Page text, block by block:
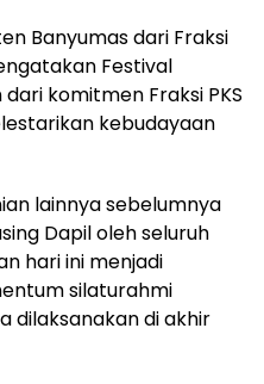
Banyumas dari Fraksi
Festival
komitmen Fraksi PKS
kebudayaan
lainnya sebelumnya
Dapil oleh seluruh
hari ini menjadi
silaturahmi
dilaksanakan di akhir